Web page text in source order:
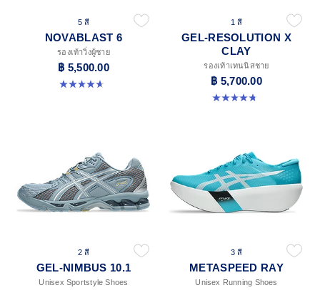
5 สี
NOVABLAST 6
รองเท้าวิ่งผู้ชาย
฿ 5,500.00
4.6 จาก 5 ดาว 141 รีวิว
1 สี
GEL-RESOLUTION X
CLAY
รองเท้าเทนนิสชาย
฿ 5,700.00
4.7 จาก 5 ดาว 54 รีวิว
2 สี
GEL-NIMBUS 10.1
Unisex Sportstyle Shoes
3 สี
METASPEED RAY
Unisex Running Shoes